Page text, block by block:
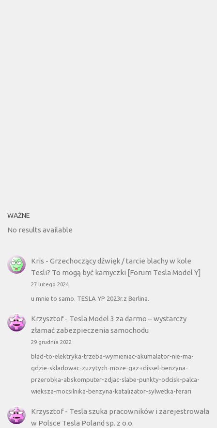
WAŻNE
No results available
Kris - Grzechoczący dźwięk / tarcie blachy w kole
Tesli? To mogą być kamyczki [Forum Tesla Model Y]
27 lutego 2024
u mnie to samo. TESLA YP 2023r.z Berlina.
Krzysztof- Tesla Model 3 za darmo – wystarczy
złamać zabezpieczenia samochodu
29 grudnia 2022
blad-to-elektryka-trzeba-wymieniac-akumalator-nie-ma-
gdzie-skladowac-zuzytych-moze-gaz+dissel-benzyna-
przerobka-abskomputer-zdjac-slabe-punkty-odcisk-palca-
wieksza-mocsilnika-benzyna-katalizator-sylwetka-ferari
Krzysztof- Tesla szuka pracowników i zarejestrowała
w Polsce Tesla Poland sp. z o.o.